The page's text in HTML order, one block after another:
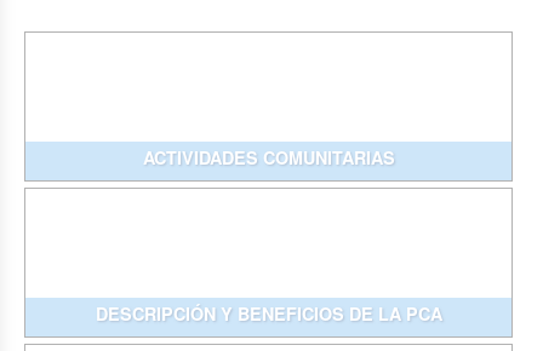
ACTIVIDADES COMUNITARIAS
DESCRIPCIÓN Y BENEFICIOS DE LA PCA